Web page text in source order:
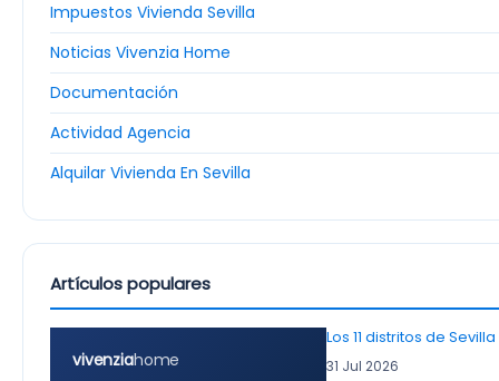
Impuestos Vivienda Sevilla
Noticias Vivenzia Home
Documentación
Actividad Agencia
Alquilar Vivienda En Sevilla
Artículos populares
vivenziahome
Los 11 distritos de
31 Jul 2026